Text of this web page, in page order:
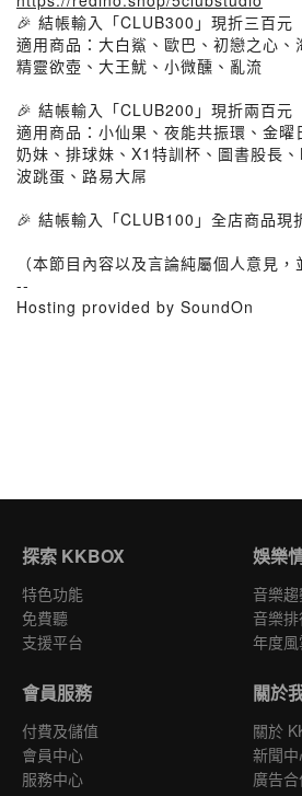
🎉 結帳輸入「CLUB300」現折三百元
適用商品：大白鯊、歐巴、初戀之心、
精靈欲壺、大王魷、小微醺、亂流
🎉 結帳輸入「CLUB200」現折兩百元
適用商品：小仙果、夜能共振環、金
奶妹、排球妹、X1特訓杯、圖書股長
波跳蛋、路易大屌
🎉 結帳輸入「CLUB100」全店商品現
（本節目內容以及言論純屬個人意見，
--
Hosting provided by SoundOn
探索 KKBOX
特色功能
免費聽
支援平台
娛樂
音樂
音樂
年度
會員服務
付費及儲值
會員中心
服務中心
關於
關於
新聞中
廣告